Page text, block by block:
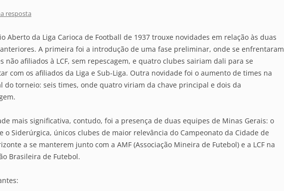
resposta
Aberto da Liga Carioca de Football de 1937 trouxe novidades em relação às duas
A primeira foi a introdução de uma fase preliminar, onde se enfrentaram
não afiliados à LCF, sem repescagem, e quatro clubes sairiam dali para se
com os afiliados da Liga e Sub-Liga. Outra novidade foi o aumento de times na
do torneio: seis times, onde quatro viriam da chave principal e dois da
mais significativa, contudo, foi a presença de duas equipes de Minas Gerais: o
o Siderúrgica, únicos clubes de maior relevância do Campeonato da Cidade de
a se manterem junto com a AMF (Associação Mineira de Futebol) e a LCF na
Brasileira de Futebol.